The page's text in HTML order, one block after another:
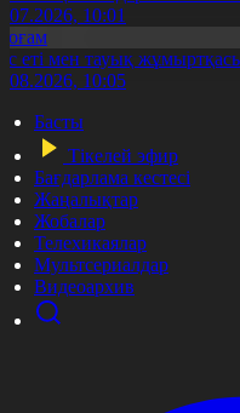
10:01
еті мен тауық
10:05
Басты
Тікелей эфир
Бағдарлама кестесі
Жаңалықтар
Жобалар
Телехикаялар
Мультсериалдар
Видеоархив